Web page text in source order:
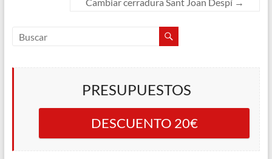
Cambiar cerradura Sant Joan Despí →
PRESUPUESTOS
DESCUENTO 20€